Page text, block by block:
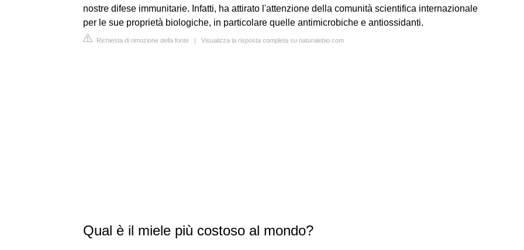
nostre difese immunitarie. Infatti, ha attirato l'attenzione della comunità scientifica internazionale
per le sue proprietà biologiche, in particolare quelle antimicrobiche e antiossidanti.
Richiesta di rimozione della fonte | Visualizza la risposta completa su naturalebio.com
Qual è il miele più costoso al mondo?